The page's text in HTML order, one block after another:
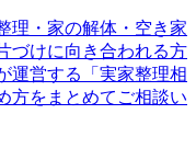
理・家の解体・空き家
づけに向き合われる方
運営する「実家整理相
方をまとめてご相談い